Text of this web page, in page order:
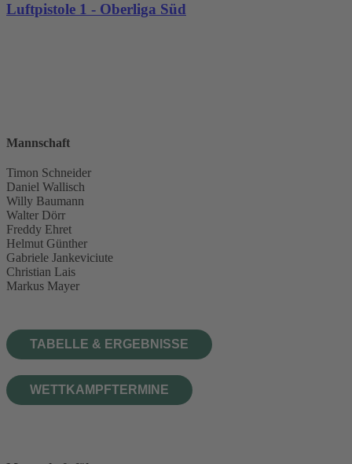
Luftpistole 1 - Oberliga Süd
Mannschaft
Timon Schneider
Daniel Wallisch
Willy Baumann
Walter Dörr
Freddy Ehret
Helmut Günther
Gabriele Jankeviciute
Christian Lais
Markus Mayer
TABELLE & ERGEBNISSE
WETTKAMPFTERMINE